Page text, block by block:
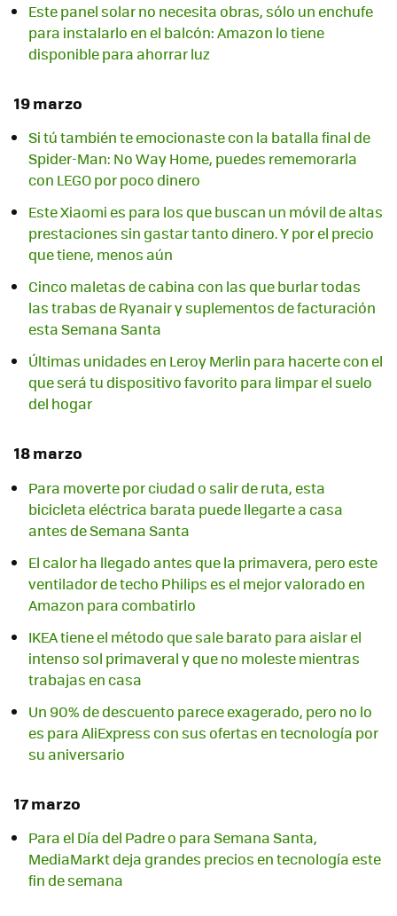
Este panel solar no necesita obras, sólo un enchufe
para instalarlo en el balcón: Amazon lo tiene
disponible para ahorrar luz
19 marzo
Si tú también te emocionaste con la batalla final de
Spider-Man: No Way Home, puedes rememorarla
con LEGO por poco dinero
Este Xiaomi es para los que buscan un móvil de altas
prestaciones sin gastar tanto dinero. Y por el precio
que tiene, menos aún
Cinco maletas de cabina con las que burlar todas
las trabas de Ryanair y suplementos de facturación
esta Semana Santa
Últimas unidades en Leroy Merlin para hacerte con el
que será tu dispositivo favorito para limpar el suelo
del hogar
18 marzo
Para moverte por ciudad o salir de ruta, esta
bicicleta eléctrica barata puede llegarte a casa
antes de Semana Santa
El calor ha llegado antes que la primavera, pero este
ventilador de techo Philips es el mejor valorado en
Amazon para combatirlo
IKEA tiene el método que sale barato para aislar el
intenso sol primaveral y que no moleste mientras
trabajas en casa
Un 90% de descuento parece exagerado, pero no lo
es para AliExpress con sus ofertas en tecnología por
su aniversario
17 marzo
Para el Día del Padre o para Semana Santa,
MediaMarkt deja grandes precios en tecnología este
fin de semana